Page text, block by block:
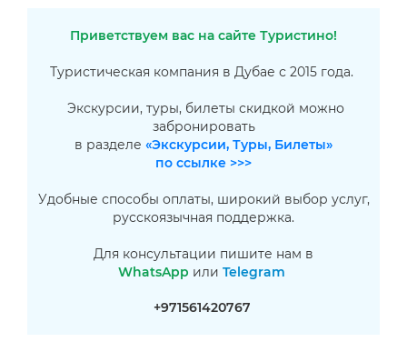
Приветствуем вас на сайте Туристино!
Туристическая компания в Дубае с 2015 года.
Экскурсии, туры, билеты скидкой можно
забронировать
в разделе «Экскурсии, Туры, Билеты»
по ссылке >>>
Удобные способы оплаты, широкий выбор услуг,
русскоязычная поддержка.
Для консультации пишите нам в
WhatsApp или Telegram
+971561420767